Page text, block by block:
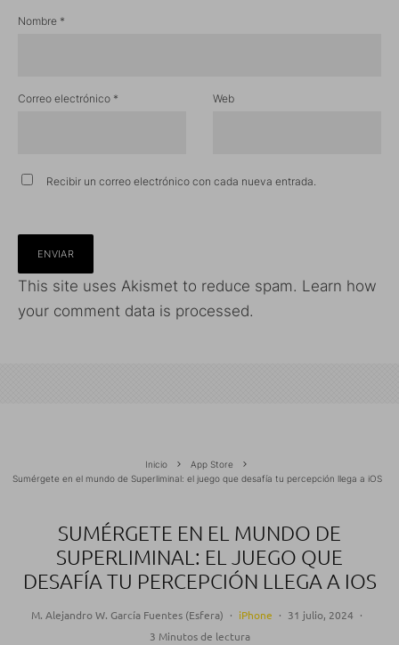
Nombre *
Correo electrónico * Web
Recibir un correo electrónico con cada nueva entrada.
This site uses Akismet to reduce spam. Learn how
your comment data is processed.
Inicio
App Store
Sumérgete en el mundo de Superliminal: el juego que desafía tu percepción llega a iOS
SUMÉRGETE EN EL MUNDO DE
SUPERLIMINAL: EL JUEGO QUE
DESAFÍA TU PERCEPCIÓN LLEGA A IOS
M. Alejandro W. García Fuentes (Esfera) · iPhone · 31 julio, 2024 ·
3 Minutos de lectura